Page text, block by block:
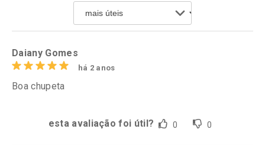
Comprar sem Desconto
Por R$ 61,55/cada
Comprar sem Desconto
Por R$ 30,61/cada
Daiany Gomes
há 2 anos
Boa chupeta
esta avaliação foi útil? 0 0